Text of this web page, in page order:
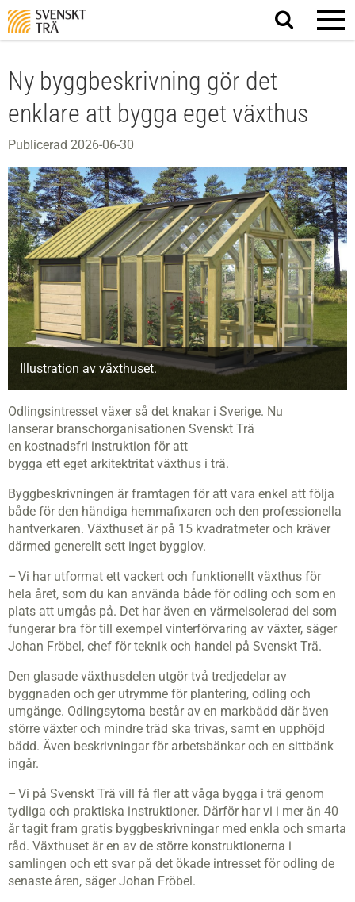
Sök
på
Ny byggbeskrivning gör det
enklare att bygga eget växthus
Publicerad 2026-06-30
Illustration av växthuset.
Odlingsintresset växer så det knakar i Sverige. Nu
lanserar branschorganisationen Svenskt Trä
en kostnadsfri instruktion för att
bygga ett eget arkitektritat växthus i trä.
Byggbeskrivningen är framtagen för att vara enkel att följa
både för den händiga hemmafixaren och den professionella
hantverkaren. Växthuset är på 15 kvadratmeter och kräver
därmed generellt sett inget bygglov.
– Vi har utformat ett vackert och funktionellt växthus för
hela året, som du kan använda både för odling och som en
plats att umgås på. Det har även en värmeisolerad del som
fungerar bra för till exempel vinterförvaring av växter, säger
Johan Fröbel, chef för teknik och handel på Svenskt Trä.
Den glasade växthusdelen utgör två tredjedelar av
byggnaden och ger utrymme för plantering, odling och
umgänge. Odlingsytorna består av en markbädd där även
större växter och mindre träd ska trivas, samt en upphöjd
bädd. Även beskrivningar för arbetsbänkar och en sittbänk
ingår.
– Vi på Svenskt Trä vill få fler att våga bygga i trä genom
tydliga och praktiska instruktioner. Därför har vi i mer än 40
år tagit fram gratis byggbeskrivningar med enkla och smarta
råd. Växthuset är en av de större konstruktionerna i
samlingen och ett svar på det ökade intresset för odling de
senaste åren, säger Johan Fröbel.